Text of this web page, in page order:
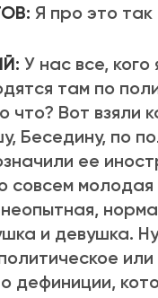
Я про это так
У нас все, кого
там по
что? Вот взяли
Беседину, по
ее
совсем
и девушка.
или
дефиниции,